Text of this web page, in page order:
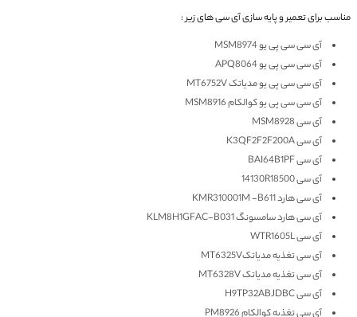
مناسب برای تعمیر و پایه سازی آی سی های زیر :
آی سی سی پی یو MSM8974
آی سی سی پی یو APQ8064
آی سی سی پی یو مدیاتک MT6752V
آی سی سی پی یو کوالکام MSM8916
آی سی MSM8928
آی سی K3QF2F2F200A
آی سی BAI64B1PF
آی سی 14130R18500
آی سی هارد KMR310001M -B611
آی سی هارد سامسونگ KLM8H1GFAC-B031
آی سی WTR1605L
آی سی تغذیه مدیاتکMT6325V
آی سی تغذیه مدیاتک MT6328V
آی سی H9TP32ABJDBC